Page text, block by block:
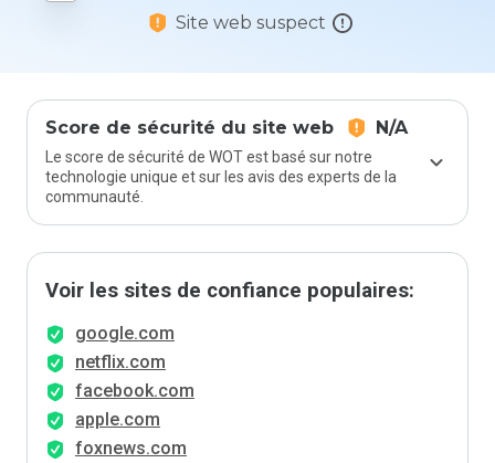
Site web suspect
Score de sécurité du site web N/A
Le score de sécurité de WOT est basé sur notre
technologie unique et sur les avis des experts de la
communauté.
Voir les sites de confiance populaires:
google.com
netflix.com
facebook.com
apple.com
foxnews.com